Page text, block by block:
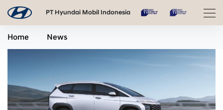
PT Hyundai Mobil Indonesia
Home News